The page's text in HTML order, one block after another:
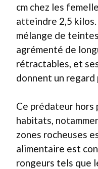
cm chez les
atteindre 2,5 kilos.
mélange de
agrémenté de
rétractables, et
donnent un regard
Ce prédateur hors
habitats,
zones rocheuses
alimentaire est
rongeurs tels que